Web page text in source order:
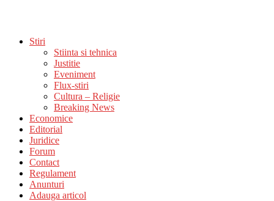
Stiri
Stiinta si tehnica
Justitie
Eveniment
Flux-stiri
Cultura – Religie
Breaking News
Economice
Editorial
Juridice
Forum
Contact
Regulament
Anunturi
Adauga articol